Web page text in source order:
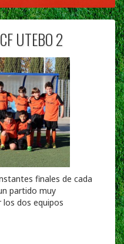
UTEBO 2
finales de cada
partido muy
dos equipos